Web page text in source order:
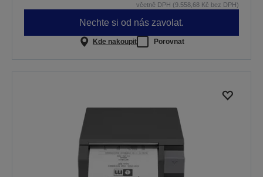
včetně DPH (9.558,68 Kč bez DPH)
Nechte si od nás zavolat.
Kde nakoupit Porovnat